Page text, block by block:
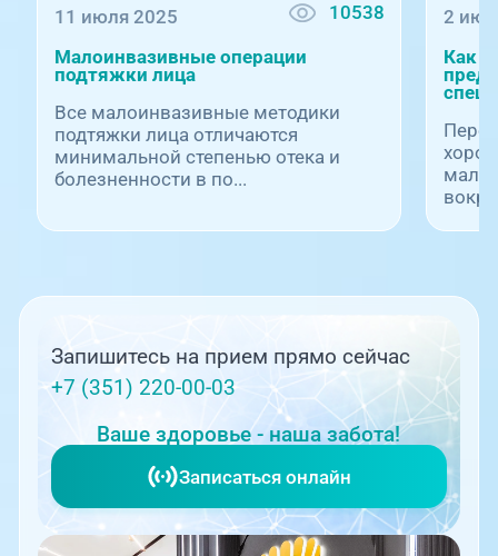
11 июля 2025 10538
Малоинвазивные операции
подтяжки лица
Все малоинвазивные методики
подтяжки лица отличаются
минимальной степенью отека и
болезненности в по...
2
Как
Запишитесь на прием прямо сейчас
+7 (351) 220-00-03
Ваше здоровье - наша забота!
Записаться онлайн